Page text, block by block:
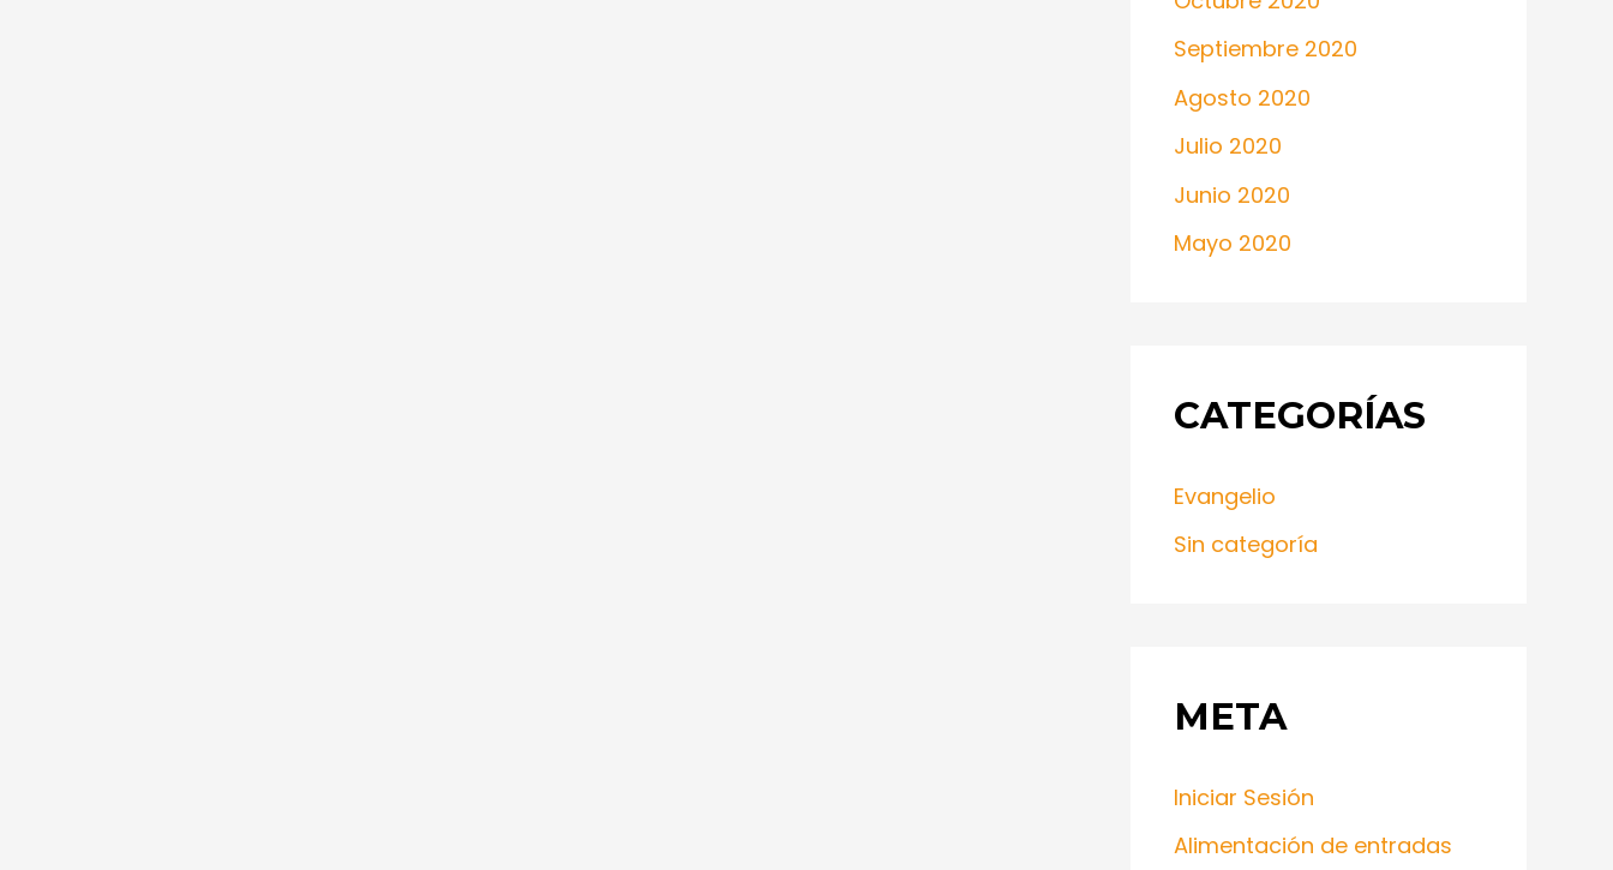
Septiembre 2020
Agosto 2020
Julio 2020
Junio 2020
Mayo 2020
CATEGORÍAS
Evangelio
Sin categoría
META
Iniciar Sesión
Alimentación de entradas